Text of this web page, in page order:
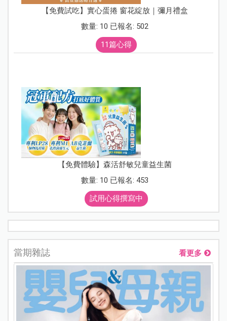
【免費試吃】實心蛋捲 窗花綻放｜彌月禮盒
數量: 10 已報名: 502
11篇心得
【免費體驗】森活舒敏兒童益生菌
數量: 10 已報名: 453
試用心得撰寫中
當期雜誌 看更多